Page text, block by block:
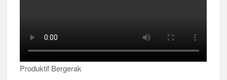
Produktif Bergerak